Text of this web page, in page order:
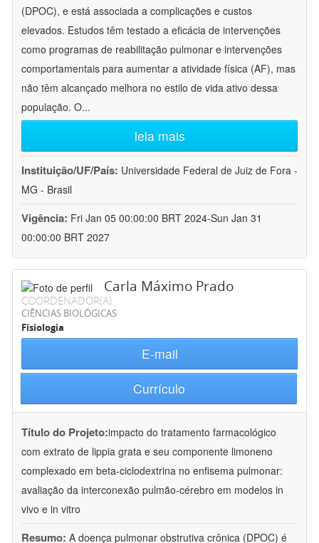
(DPOC), e está associada a complicações e custos
elevados. Estudos têm testado a eficácia de intervenções
como programas de reabilitação pulmonar e intervenções
comportamentais para aumentar a atividade física (AF), mas
não têm alcançado melhora no estilo de vida ativo dessa
população. O...
leia mais
Instituição/UF/País: Universidade Federal de Juiz de Fora -
MG - Brasil
Vigência: Fri Jan 05 00:00:00 BRT 2024-Sun Jan 31
00:00:00 BRT 2027
Carla Máximo Prado
COORDENADOR(A)
CIÊNCIAS BIOLÓGICAS
Fisiologia
E-mail
Currículo
Título do Projeto:impacto do tratamento farmacológico
com extrato de lippia grata e seu componente limoneno
complexado em beta-ciclodextrina no enfisema pulmonar:
avaliação da interconexão pulmão-cérebro em modelos in
vivo e in vitro
Resumo: A doença pulmonar obstrutiva crônica (DPOC) é